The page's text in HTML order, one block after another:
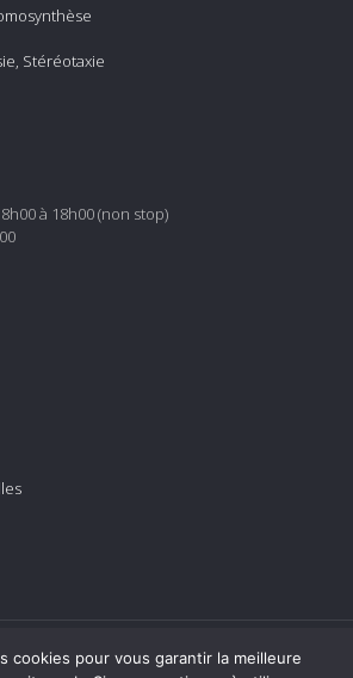
Stéréotaxie
à 18h00 (non stop)
cookies pour vous garantir la meilleure